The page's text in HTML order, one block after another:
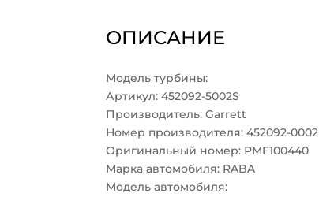
ОПИСАНИЕ
Модель турбины:
Артикул: 452092-5002S
Производитель: Garrett
Номер производителя: 452092-0002
Оригинальный номер: PMF100440
Марка автомобиля: RABA
Модель автомобиля: